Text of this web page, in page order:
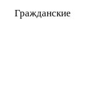
Гражданские